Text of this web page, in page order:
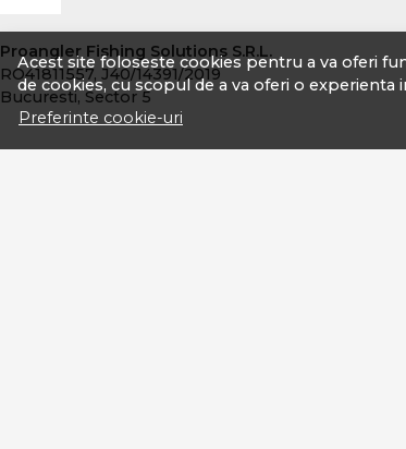
Acest site foloseste cookies pentru a va oferi
de cookies, cu scopul de a va oferi o experienta
Preferinte cookie-uri
Proangler Fishing Solutions S.R.L.
RO41811557, J40/14391/2019
Bucuresti, Sector 5